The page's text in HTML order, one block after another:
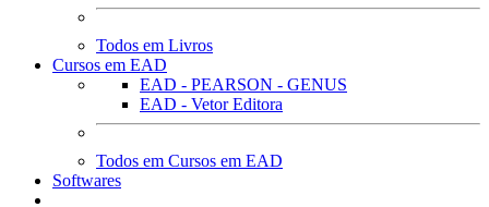
Todos em Livros
Cursos em EAD
EAD - PEARSON - GENUS
EAD - Vetor Editora
Todos em Cursos em EAD
Softwares